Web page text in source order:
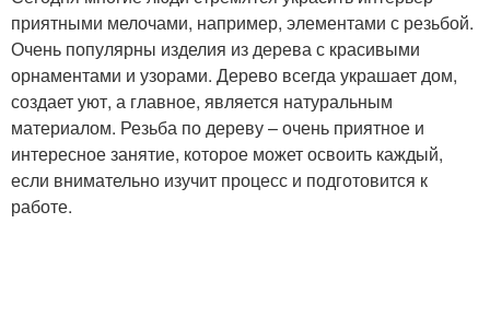
приятными мелочами, например, элементами с резьбой.
Очень популярны изделия из дерева с красивыми
орнаментами и узорами. Дерево всегда украшает дом,
создает уют, а главное, является натуральным
материалом. Резьба по дереву – очень приятное и
интересное занятие, которое может освоить каждый,
если внимательно изучит процесс и подготовится к
работе.